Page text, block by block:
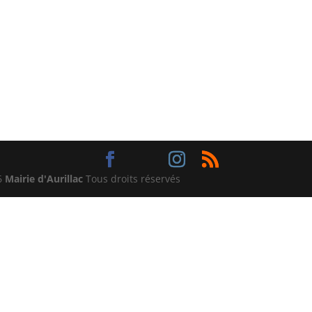
Mairie d'Aurillac Tous droits réservés